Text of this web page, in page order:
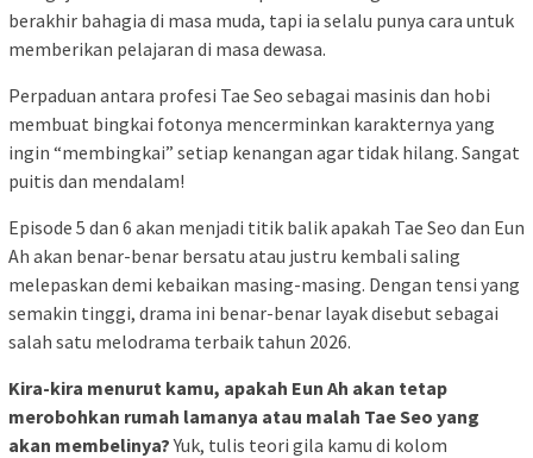
berakhir bahagia di masa muda, tapi ia selalu punya cara untuk
memberikan pelajaran di masa dewasa.
Perpaduan antara profesi Tae Seo sebagai masinis dan hobi
membuat bingkai fotonya mencerminkan karakternya yang
ingin “membingkai” setiap kenangan agar tidak hilang. Sangat
puitis dan mendalam!
Episode 5 dan 6 akan menjadi titik balik apakah Tae Seo dan Eun
Ah akan benar-benar bersatu atau justru kembali saling
melepaskan demi kebaikan masing-masing. Dengan tensi yang
semakin tinggi, drama ini benar-benar layak disebut sebagai
salah satu melodrama terbaik tahun 2026.
Kira-kira menurut kamu, apakah Eun Ah akan tetap
merobohkan rumah lamanya atau malah Tae Seo yang
akan membelinya?Yuk, tulis teori gila kamu di kolom